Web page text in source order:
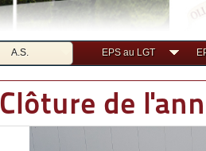
A.S. EPS au LGT
Clôture de